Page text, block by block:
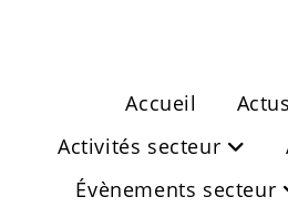
Accueil
Activités secteur
Évènements secteur